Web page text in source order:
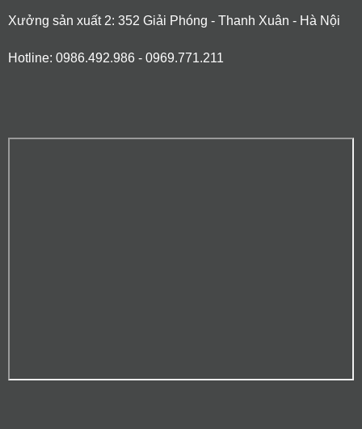
Xưởng sản xuất 2: 352 Giải Phóng - Thanh Xuân - Hà Nội
Hotline: 0986.492.986 - 0969.771.211